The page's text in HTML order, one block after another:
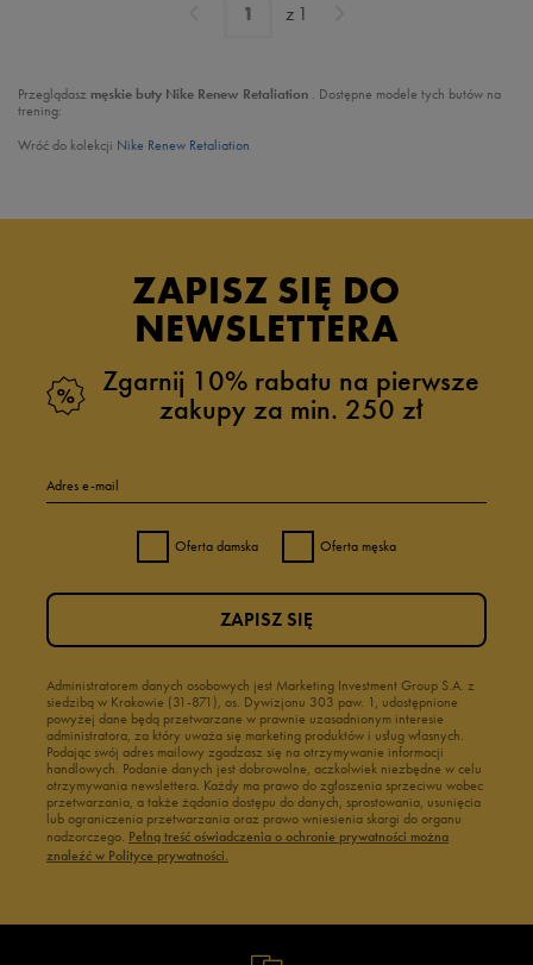
z 1
Przeglądasz męskie buty Nike Renew Retaliation . Dostępne modele tych butów na
trening:
Wróć do kolekcji Nike Renew Retaliation
ZAPISZ SIĘ DO
NEWSLETTERA
Zgarnij 10% rabatu na pierwsze
zakupy za min. 250 zł
Adres e-mail
Oferta damska Oferta męska
Administratorem danych osobowych jest Marketing Investment Group S.A. z
siedzibą w Krakowie (31-871), os. Dywizjonu 303 paw. 1, udostępnione
powyżej dane będą przetwarzane w prawnie uzasadnionym interesie
administratora, za który uważa się marketing produktów i usług własnych.
Podając swój adres mailowy zgadzasz się na otrzymywanie informacji
handlowych. Podanie danych jest dobrowolne, aczkolwiek niezbędne w celu
otrzymywania newslettera. Każdy ma prawo do zgłoszenia sprzeciwu wobec
przetwarzania, a także żądania dostępu do danych, sprostowania, usunięcia
lub ograniczenia przetwarzania oraz prawo wniesienia skargi do organu
nadzorczego. Pełną treść oświadczenia o ochronie prywatności można
znaleźć w Polityce prywatności.
ZAPISZ SIĘ